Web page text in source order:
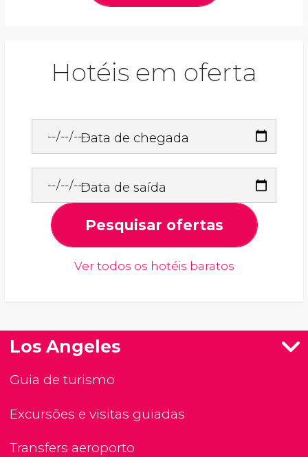
Hotéis em oferta
Data de chegada
Data de saída
Pesquisar ofertas
Ver todos os hotéis baratos
Los Angeles
Guia de turismo
Excursões e visitas guiadas
Transfers aeroporto